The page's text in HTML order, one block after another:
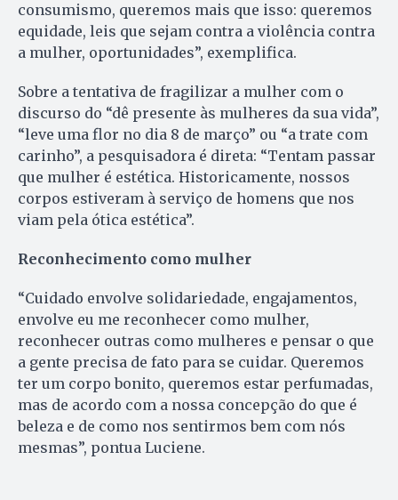
consumismo, queremos mais que isso: queremos
equidade, leis que sejam contra a violência contra
a mulher, oportunidades”, exemplifica.
Sobre a tentativa de fragilizar a mulher com o
discurso do “dê presente às mulheres da sua vida”,
“leve uma flor no dia 8 de março” ou “a trate com
carinho”, a pesquisadora é direta: “Tentam passar
que mulher é estética. Historicamente, nossos
corpos estiveram à serviço de homens que nos
viam pela ótica estética”.
Reconhecimento como mulher
“Cuidado envolve solidariedade, engajamentos,
envolve eu me reconhecer como mulher,
reconhecer outras como mulheres e pensar o que
a gente precisa de fato para se cuidar. Queremos
ter um corpo bonito, queremos estar perfumadas,
mas de acordo com a nossa concepção do que é
beleza e de como nos sentirmos bem com nós
mesmas”, pontua Luciene.